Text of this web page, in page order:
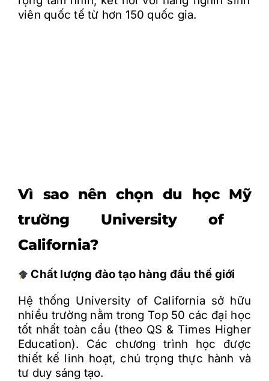
viên quốc tế từ hơn 150 quốc gia.
Vì sao nên chọn du học Mỹ
trường University of
California?
Chất lượng đào tạo hàng đầu thế giới
Hệ thống University of California sở hữu
nhiều trường nằm trong Top 50 các đại học
tốt nhất toàn cầu (theo QS & Times Higher
Education). Các chương trình học được
thiết kế linh hoạt, chú trọng thực hành và
tư duy sáng tạo.